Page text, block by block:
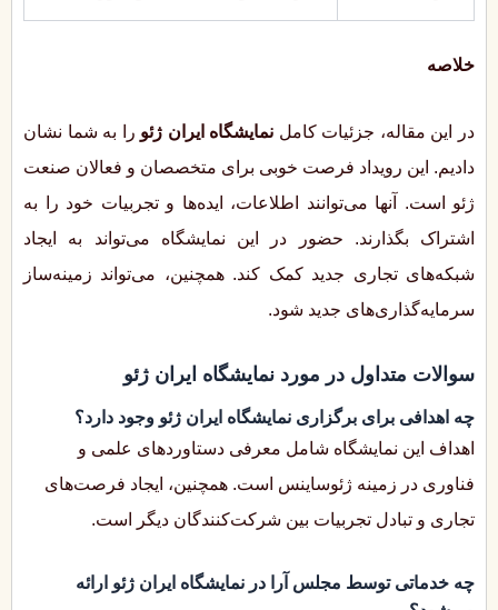
خلاصه
در این مقاله، جزئیات کامل نمایشگاه ایران ژئو را به شما نشان
دادیم. این رویداد فرصت خوبی برای متخصصان و فعالان صنعت
ژئو است. آنها می‌توانند اطلاعات، ایده‌ها و تجربیات خود را به
اشتراک بگذارند. حضور در این نمایشگاه می‌تواند به ایجاد
شبکه‌های تجاری جدید کمک کند. همچنین، می‌تواند زمینه‌ساز
سرمایه‌گذاری‌های جدید شود.
سوالات متداول در مورد نمایشگاه ایران ژئو
چه اهدافی برای برگزاری نمایشگاه ایران ژئو وجود دارد؟
اهداف این نمایشگاه شامل معرفی دستاوردهای علمی و
فناوری در زمینه ژئوساینس است. همچنین، ایجاد فرصت‌های
تجاری و تبادل تجربیات بین شرکت‌کنندگان دیگر است.
چه خدماتی توسط مجلس آرا در نمایشگاه ایران ژئو ارائه